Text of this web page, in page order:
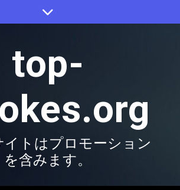
top-
イトはプロモーション
を含みます。